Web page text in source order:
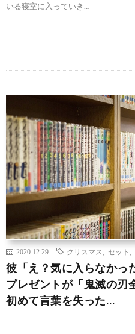
いる寝室に入っていき…
2020.12.29 クリスマス セット
彼「え？気に入らなかっ
プレゼントが「鬼滅の刃
初めて言葉を失った…